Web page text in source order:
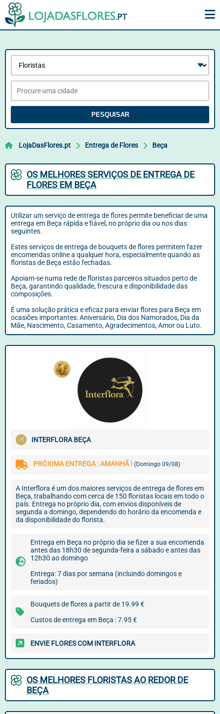
PESQUISAR
LojaDasFlores.pt Entrega de Flores Beça
OS MELHORES SERVIÇOS DE ENTREGA DE
FLORES EM BEÇA
Utilizar um serviço de entrega de flores permite beneficiar de uma
entrega em Beça rápida e fiável, no próprio dia ou nos dias
seguintes.
Estes serviços de entrega de bouquets de flores permitem fazer
encomendas online a qualquer hora, especialmente quando as
floristas de Beça estão fechadas.
Apoiam-se numa rede de floristas parceiros situados perto de
Beça, garantindo qualidade, frescura e disponibilidade das
composições.
É uma solução prática e eficaz para enviar flores para Beça em
ocasiões importantes: Aniversário, Dia dos Namorados, Dia da
Mãe, Nascimento, Casamento, Agradecimentos, Amor ou Luto.
INTERFLORA BEÇA
PRÓXIMA ENTREGA : AMANHÃ ! (Domingo 09/08)
A Interflora é um dos maiores serviços de entrega de flores em
Beça, trabalhando com cerca de 150 floristas locais em todo o
país. Entrega no próprio dia, com envios disponíveis de
segunda a domingo, dependendo do horário da encomenda e
da disponibilidade do florista.
Entrega em Beça no próprio dia se fizer a sua encomenda
antes das 18h30 de segunda-feira a sábado e antes das
12h30 ao domingo
Entrega: 7 dias por semana (incluindo domingos e
feriados)
Bouquets de flores a partir de 19.99 €
Custos de entrega em Beça : 7.95 €
ENVIE FLORES COM INTERFLORA
OS MELHORES FLORISTAS AO REDOR DE
BEÇA